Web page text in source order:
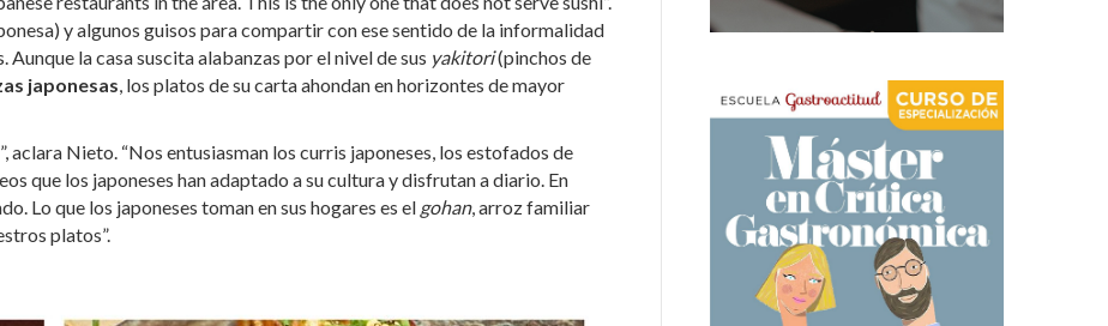
y algunos guisos para compartir con ese sentido de la informalidad
Aunque la casa suscita alabanzas por el nivel de sus yakitori(pinchos de
japonesas , los platos de su carta ahondan en horizontes de mayor
”, aclara Nieto. “Nos entusiasman los curris japoneses, los estofados de
que los japoneses han adaptado a su cultura y disfrutan a diario. En
Lo que los japoneses toman en sus hogares es el gohan, arrozfamiliar
platos”.